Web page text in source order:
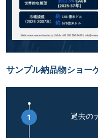
サンプル納品物ショー
過去の